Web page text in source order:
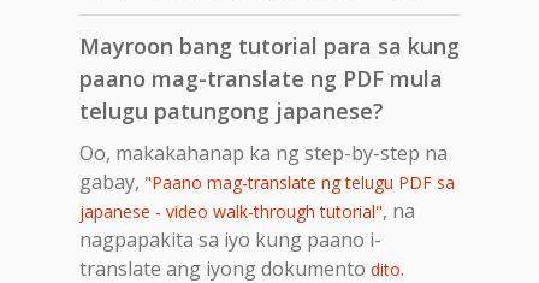
Mayroon bang tutorial para sa kung
paano mag-translate ng PDF mula
telugu patungong japanese?
Oo, makakahanap ka ng step-by-step na
gabay, "Paano mag-translate ng telugu PDF sa
japanese - video walk-through tutorial", na
nagpapakita sa iyo kung paano i-
translate ang iyong dokumento dito.